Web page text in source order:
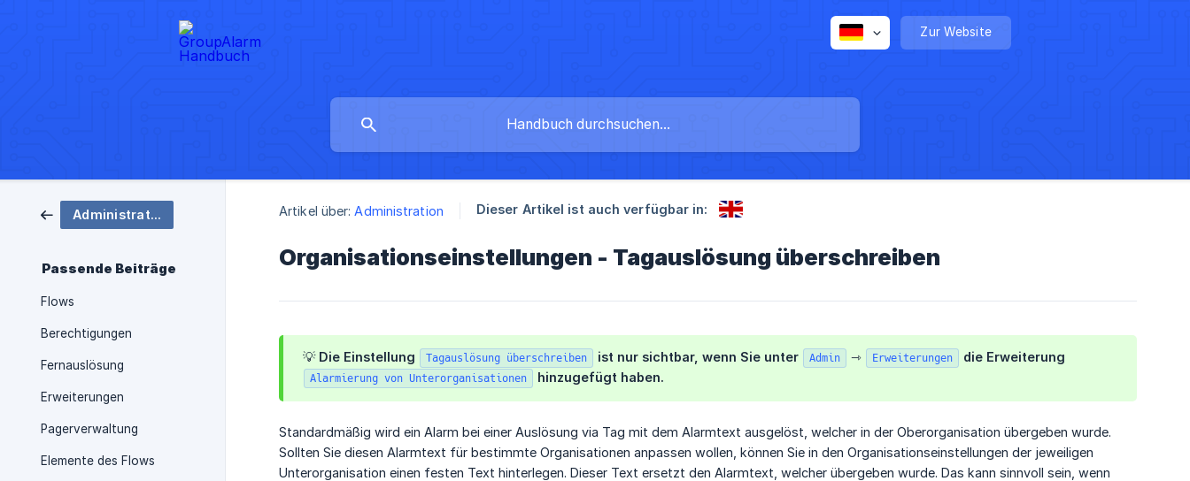
Zur Website
Administration
Passende Beiträge
Flows
Berechtigungen
Fernauslösung
Erweiterungen
Pagerverwaltung
Elemente des Flows
Artikel über: Administration Dieser Artikel ist auch verfügbar in:
Organisationseinstellungen - Tagauslösung überschreiben
💡 Die Einstellung Tagauslösung überschreiben ist nur sichtbar, wenn Sie unter Admin ⇾ Erweiterungen die Erweiterung
Alarmierung von Unterorganisationen hinzugefügt haben.
Standardmäßig wird ein Alarm bei einer Auslösung via Tag mit dem Alarmtext ausgelöst, welcher in der Oberorganisation übergeben wurde.
Sollten Sie diesen Alarmtext für bestimmte Organisationen anpassen wollen, können Sie in den Organisationseinstellungen der jeweiligen
Unterorganisation einen festen Text hinterlegen. Dieser Text ersetzt den Alarmtext, welcher übergeben wurde. Das kann sinnvoll sein, wenn